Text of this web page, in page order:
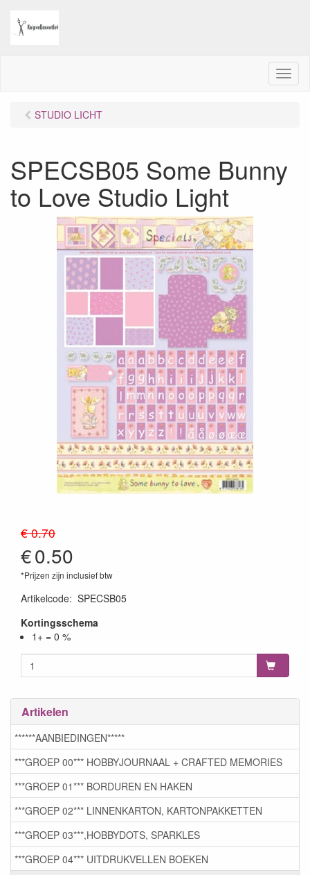
M
e
STUDIO LICHT
SPECSB05 Some Bunny
to Love Studio Light
€ 0.70
€0.50
*Prijzen zijn inclusief btw
Artikelcode: SPECSB05
Kortingsschema
1+ = 0 %
Artikelen
******AANBIEDINGEN*****
***GROEP 00*** HOBBYJOURNAAL + CRAFTED MEMORIES
***GROEP 01*** BORDUREN EN HAKEN
***GROEP 02*** LINNENKARTON, KARTONPAKKETTEN
***GROEP 03***,HOBBYDOTS, SPARKLES
***GROEP 04*** UITDRUKVELLEN BOEKEN